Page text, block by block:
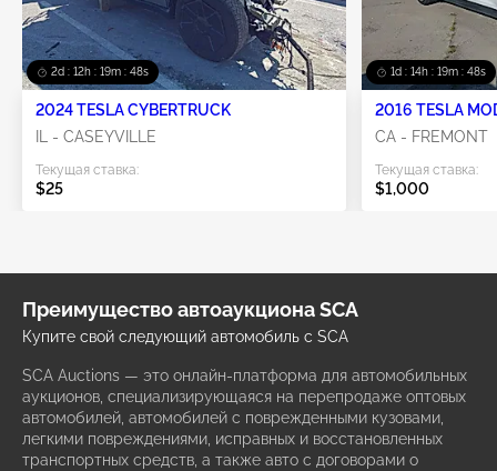
2d : 12h : 19m : 46s
2024 TESLA CYBERTRUCK
IL - CASEYVILLE
Текущая ставка:
$25
1d : 14h : 19m : 46s
2016 TESLA
CA - FREMONT
Текущая ставка:
$1,000
Преимущество автоаукциона SCA
Купите свой следующий автомобиль с SCA
SCA Auctions — это онлайн-платформа для автомобильных
аукционов, специализирующаяся на перепродаже оптовых
автомобилей, автомобилей с поврежденными кузовами,
легкими повреждениями, исправных и восстановленных
транспортных средств, а также авто с договорами о